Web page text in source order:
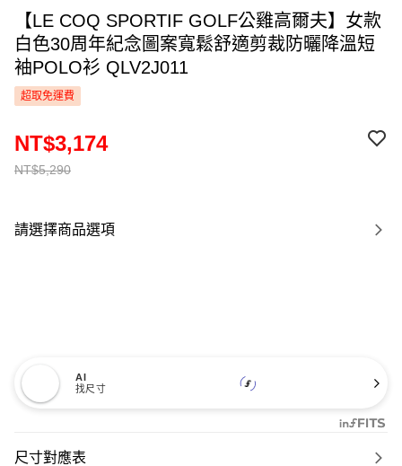
【LE COQ SPORTIF GOLF公雞高爾夫】女款
白色30周年紀念圖案寬鬆舒適剪裁防曬降溫短
袖POLO衫 QLV2J011
超取免運費
NT$5,290
NT$3,174
請選擇商品選項
AI
找尺寸
尺寸對應表